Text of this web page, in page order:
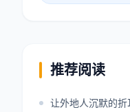
推荐阅读
让外地人沉默的折